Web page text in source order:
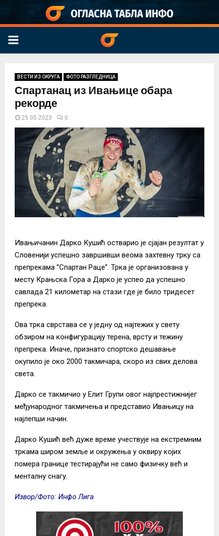
PRIMARY
ВЕСТИ ИЗ ОКРУГА ФОТО РАЗГЛЕДНИЦА
Спартанац из Ивањице обара
рекорде
25.05.2023 0
Ивањичанин Дарко Кушић остварио је сјајан резултат у
Словенији успешно завршивши веома захтевну трку са
препрекама ’’Спартан Раце’’. Трка је организована у
месту Крањска Гора а Дарко је успео да успешно
савлада 21 километар на стази где је било тридесет
препрека.
Ова трка сврстава се у једну од најтежих у свету
обзиром на конфигурацију терена, врсту и тежину
препрека. Иначе, признато спортско дешавање
окупило је око 2000 такмичара, скоро из свих делова
света.
Дарко се такмичио у Елит Групи овог најпрестижнијег
међународног такмичења и представио Ивањицу на
најлепши начин.
Дарко Кушић већ дуже време учествује на екстремним
тркама широм земље и окружења у оквиру којих
помера границе тестирајући не само физичку већ и
менталну снагу.
Извор/Фото: Инфо Лига